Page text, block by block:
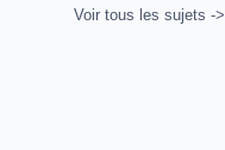
Voir tous les sujets ->